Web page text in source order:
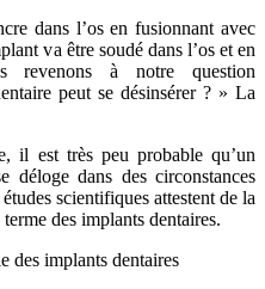
dans l’os en fusionnant avec
va être soudé dans l’os et en
revenons à notre question
peut se désinsérer ? » La
il est très peu probable qu’un
dans des circonstances
scientifiques attestent de la
des implants dentaires.
des implants dentaires